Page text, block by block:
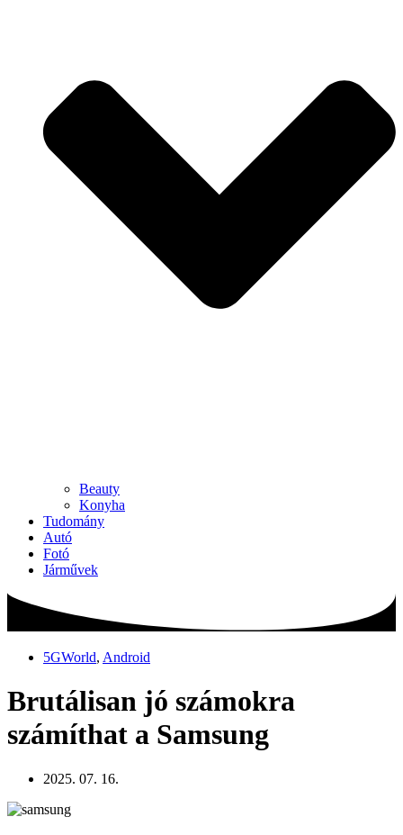
Beauty
Konyha
Tudomány
Autó
Fotó
Járművek
5GWorld, Android
Brutálisan jó számokra
számíthat a Samsung
2025. 07. 16.